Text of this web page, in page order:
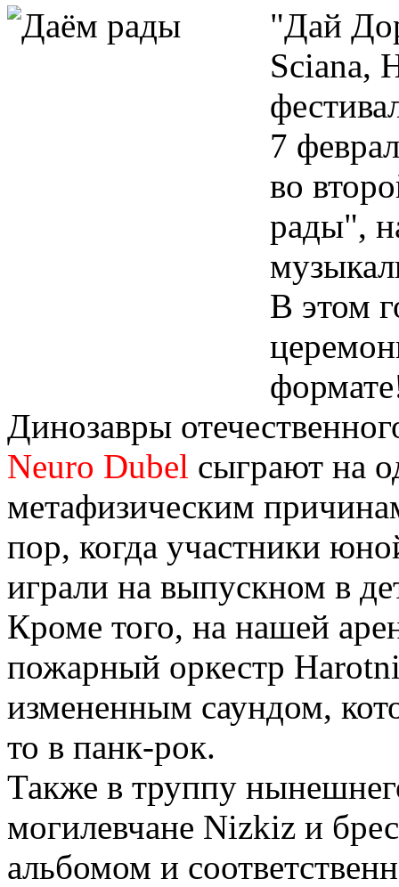
"Дай
Sciana,
7
во
рады",
В этом
Динозавры
Neuro Dubel сыграют на
метафизическим
пор, когда участники
играли на выпускном в
Кроме того, на нашей
пожарный оркестр
измененным саундом,
то в панк-рок.
Также в труппу
могилевчане Nizkiz и
альбомом и